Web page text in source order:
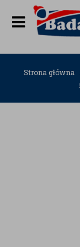
Strona główna